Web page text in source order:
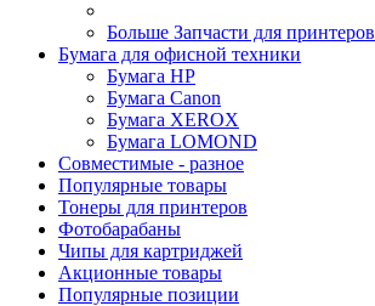
Больше Запчасти для принтеров
Бумага для офисной техники
Бумага HP
Бумага Canon
Бумага XEROX
Бумага LOMOND
Совместимые - разное
Популярные товары
Тонеры для принтеров
Фотобарабаны
Чипы для картриджей
Акционные товары
Популярные позиции